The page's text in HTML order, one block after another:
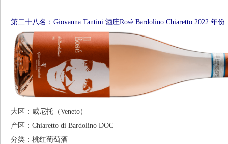
第二十八名：Giovanna Tantini 酒庄Rosè Bardolino Chiaretto 2022 年份
大区：威尼托（Veneto）
产区：Chiaretto di Bardolino DOC
分类：桃红葡萄酒